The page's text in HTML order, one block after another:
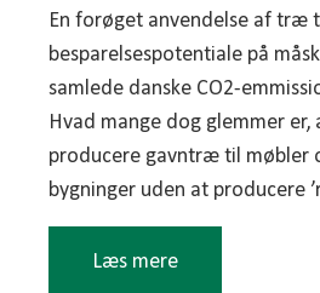
35 år for savskåret træ
Forbrænding – her
gang normalt cirka et år
Kombineres disse fakta, er
træets klimaeffekt ganske
Så meget træ som muligt skal
langtidsholdbar.
En forøget anvendelse af træ
besparelsespotentiale på
samlede danske CO2-
Hvad mange dog glemmer er,
producere gavntræ til møbler
bygninger uden at producere
Læs mere